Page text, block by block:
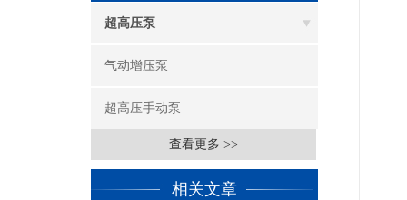
超高压泵
气动增压泵
超高压手动泵
查看更多 >>
相关文章